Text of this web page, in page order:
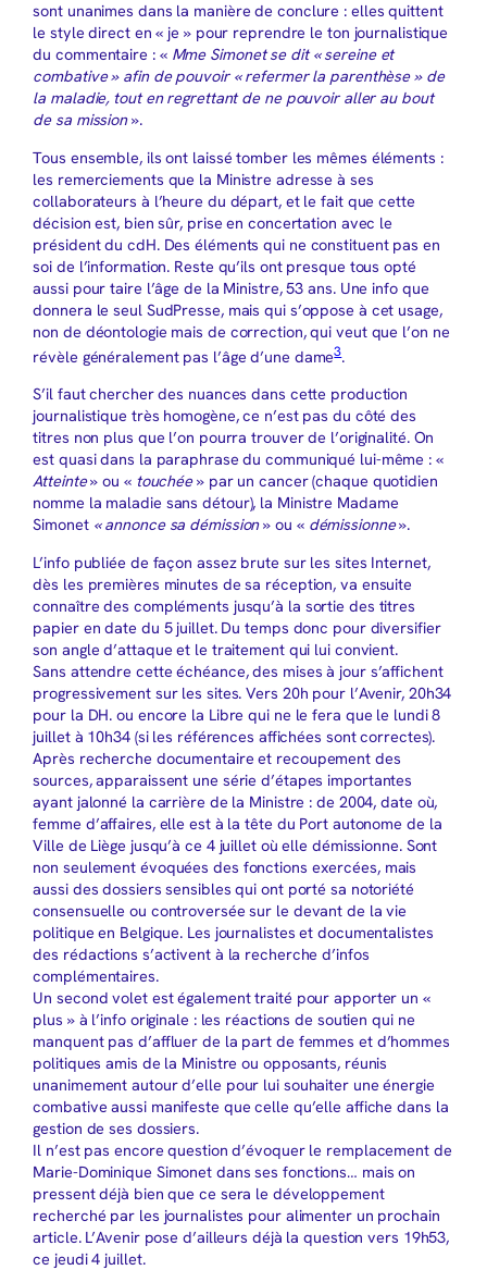
sont unanimes dans la manière de conclure : elles quittent
le style direct en « je » pour reprendre le ton journalistique
du commentaire : « Mme Simonet se dit « sereine et
combative » afin de pouvoir « refermer la parenthèse » de
la maladie, tout en regrettant de ne pouvoir aller au bout
de sa mission».
Tous ensemble, ils ont laissé tomber les mêmes éléments :
les remerciements que la Ministre adresse à ses
collaborateurs à l’heure du départ, et le fait que cette
décision est, bien sûr, prise en concertation avec le
président du cdH. Des éléments qui ne constituent pas en
soi de l’information. Reste qu’ils ont presque tous opté
aussi pour taire l’âge de la Ministre, 53 ans. Une info que
donnera le seul SudPresse, mais qui s’oppose à cet usage,
non de déontologie mais de correction, qui veut que l’on ne
révèle généralement pas l’âge d’une dame3.
S’il faut chercher des nuances dans cette production
journalistique très homogène, ce n’est pas du côté des
titres non plus que l’on pourra trouver de l’originalité. On
est quasi dans la paraphrase du communiqué lui-même : «
Atteinte» ou « touchée» par un cancer (chaque quotidien
nomme la maladie sans détour), la Ministre Madame
Simonet « annonce sa démission» ou « démissionne».
L’info publiée de façon assez brute sur les sites Internet,
dès les premières minutes de sa réception, va ensuite
connaître des compléments jusqu’à la sortie des titres
papier en date du 5 juillet. Du temps donc pour diversifier
son angle d’attaque et le traitement qui lui convient.
Sans attendre cette échéance, des mises à jour s’affichent
progressivement sur les sites. Vers 20h pour l’Avenir, 20h34
pour la DH. ou encore la Libre qui ne le fera que le lundi 8
juillet à 10h34 (si les références affichées sont correctes).
Après recherche documentaire et recoupement des
sources, apparaissent une série d’étapes importantes
ayant jalonné la carrière de la Ministre : de 2004, date où,
femme d’affaires, elle est à la tête du Port autonome de la
Ville de Liège jusqu’à ce 4 juillet où elle démissionne. Sont
non seulement évoquées des fonctions exercées, mais
aussi des dossiers sensibles qui ont porté sa notoriété
consensuelle ou controversée sur le devant de la vie
politique en Belgique. Les journalistes et documentalistes
des rédactions s’activent à la recherche d’infos
complémentaires.
Un second volet est également traité pour apporter un «
plus » à l’info originale : les réactions de soutien qui ne
manquent pas d’affluer de la part de femmes et d’hommes
politiques amis de la Ministre ou opposants, réunis
unanimement autour d’elle pour lui souhaiter une énergie
combative aussi manifeste que celle qu’elle affiche dans la
gestion de ses dossiers.
Il n’est pas encore question d’évoquer le remplacement de
Marie-Dominique Simonet dans ses fonctions… mais on
pressent déjà bien que ce sera le développement
recherché par les journalistes pour alimenter un prochain
article. L’Avenir pose d’ailleurs déjà la question vers 19h53,
ce jeudi 4 juillet.